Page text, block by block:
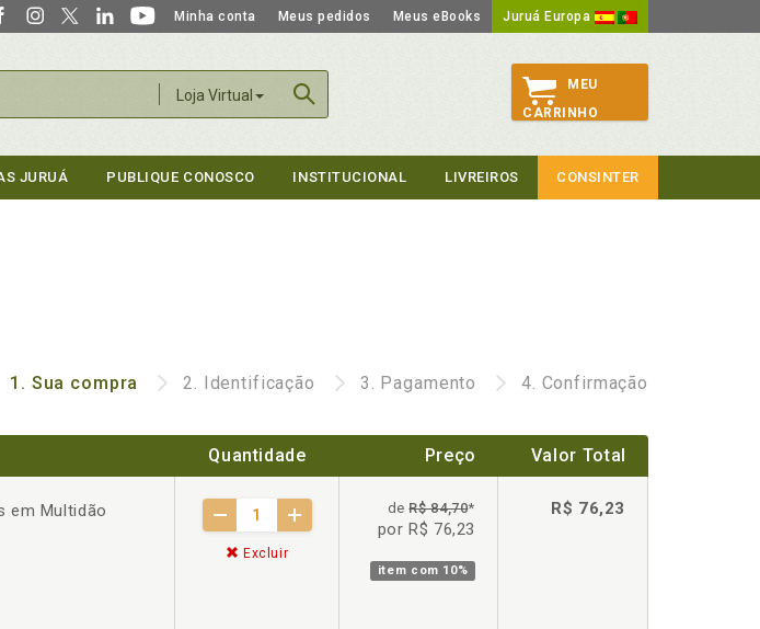
Minha conta Meus pedidos Meus eBooks Juruá Europa
Loja Virtual
MEU
CARRINHO
JURUÁ PUBLIQUE CONOSCO INSTITUCIONAL LIVREIROS CONSINTER
1. Sua compra 2. Identificação 3. Pagamento 4. Confirmação
Quantidade Preço Valor Total
em Multidão
Excluir
deR$ 84,70*
por R$ 76,23
item com 10%
R$ 76,23